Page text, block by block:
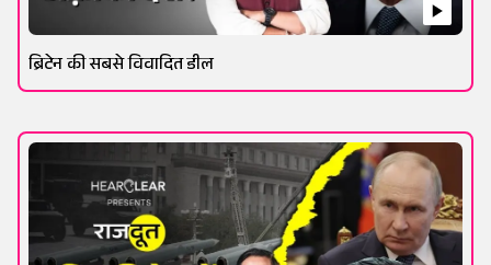
ब्रिटेन की सबसे विवादित डील